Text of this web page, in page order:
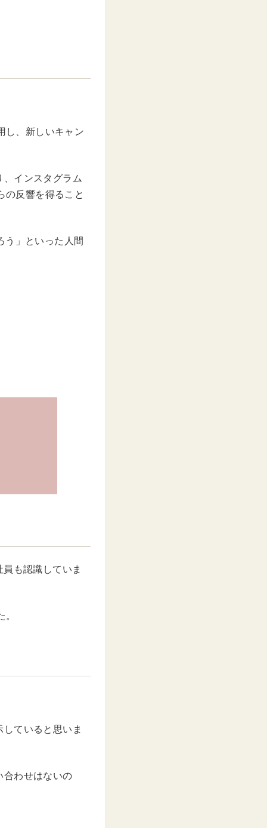
し、新しいキャン
インスタグラム
の反響を得ること
う」といった人間
も認識していま
ていると思いま
合わせはないの